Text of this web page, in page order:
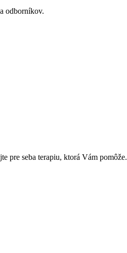
odborníkov.
pre seba terapiu, ktorá Vám pomôže.